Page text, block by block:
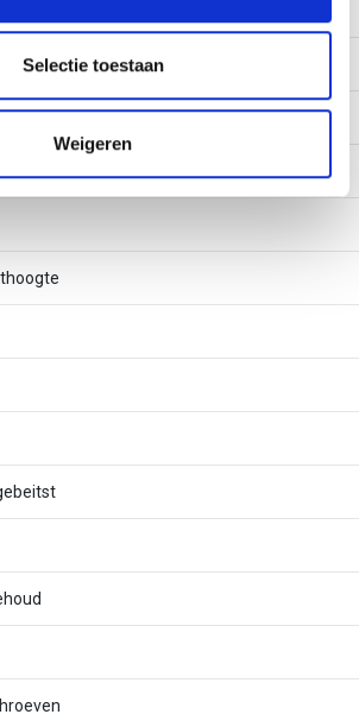
media, adverteren en analyse. Deze
gegevens combineren met andere
ze heeft verstrekt of die ze hebben
van uw gebruik van hun services.
Selectie toestaan
Weigeren